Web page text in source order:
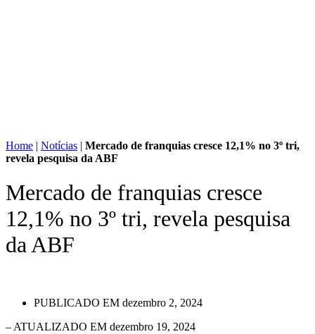
Home | Notícias | Mercado de franquias cresce 12,1% no 3º tri,
revela pesquisa da ABF
Mercado de franquias cresce
12,1% no 3º tri, revela pesquisa
da ABF
PUBLICADO EM dezembro 2, 2024
– ATUALIZADO EM dezembro 19, 2024